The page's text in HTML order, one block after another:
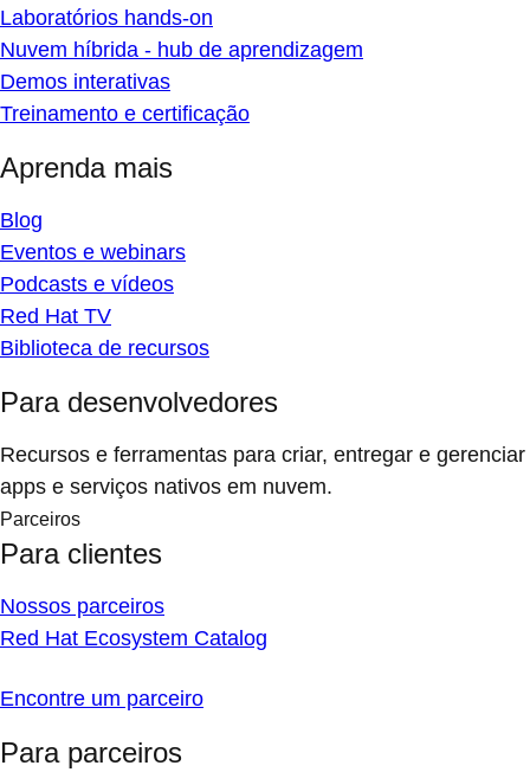
Laboratórios hands-on
Nuvem híbrida - hub de aprendizagem
Demos interativas
Treinamento e certificação
Aprenda mais
Blog
Eventos e webinars
Podcasts e vídeos
Red Hat TV
Biblioteca de recursos
Para desenvolvedores
Recursos e ferramentas para criar, entregar e gerenciar
apps e serviços nativos em nuvem.
Parceiros
Para clientes
Nossos parceiros
Red Hat Ecosystem Catalog
Encontre um parceiro
Para parceiros